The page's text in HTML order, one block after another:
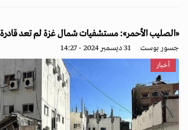
«الصليب الأحمر»: مستشفيات شمال غزة لم تعد
جسور بوست 31 ديسمبر 2024 - 14:27
أخبار